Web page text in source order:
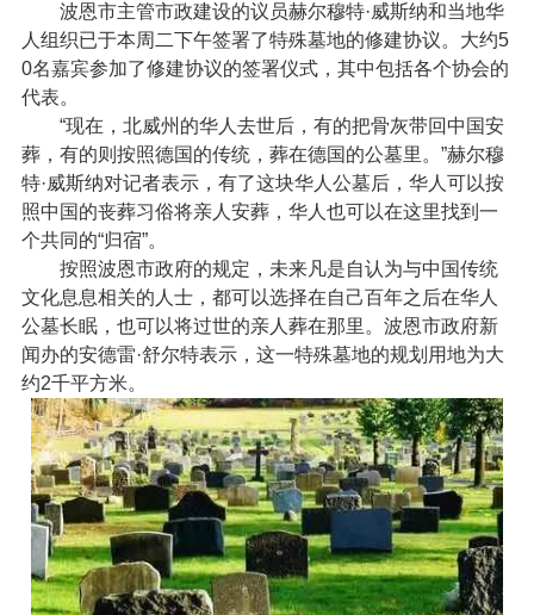
波恩市主管市政建设的议员赫尔穆特·威斯纳和当地华
人组织已于本周二下午签署了特殊墓地的修建协议。大约5
0名嘉宾参加了修建协议的签署仪式，其中包括各个协会的
代表。
“现在，北威州的华人去世后，有的把骨灰带回中国安
葬，有的则按照德国的传统，葬在德国的公墓里。”赫尔穆
特·威斯纳对记者表示，有了这块华人公墓后，华人可以按
照中国的丧葬习俗将亲人安葬，华人也可以在这里找到一
个共同的“归宿”。
按照波恩市政府的规定，未来凡是自认为与中国传统
文化息息相关的人士，都可以选择在自己百年之后在华人
公墓长眠，也可以将过世的亲人葬在那里。波恩市政府新
闻办的安德雷·舒尔特表示，这一特殊墓地的规划用地为大
约2千平方米。